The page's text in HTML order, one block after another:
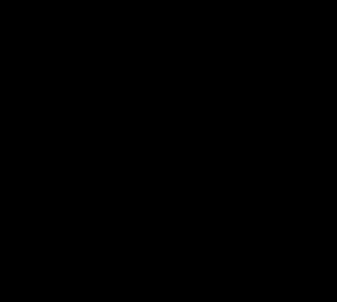
der ersten Vorstellung